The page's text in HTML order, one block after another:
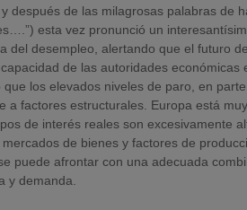
después de las milagrosas palabras de
esta vez pronunció un
del desempleo, alertando que el futuro
de las autoridades económicas
que los elevados niveles de paro, en
a factores estructurales. Europa está
de interés reales son excesivamente
de bienes y factores de
puede afrontar con una adecuada
y demanda.